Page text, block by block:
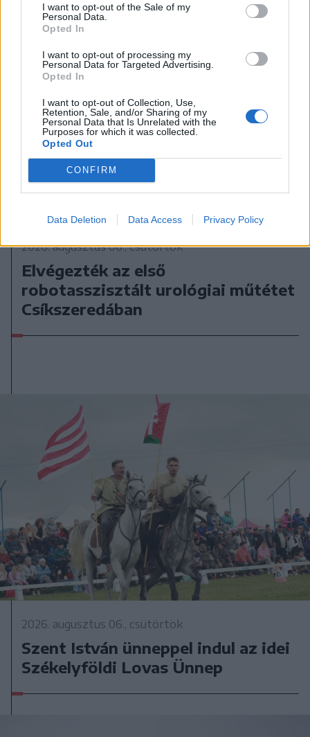
I want to opt-out of the Sale of my
Personal Data.
Opted In
I want to opt-out of processing my
Personal Data for Targeted Advertising.
Opted In
I want to opt-out of Collection, Use,
Retention, Sale, and/or Sharing of my
Personal Data that Is Unrelated with the
Purposes for which it was collected.
Opted Out
CONFIRM
Data Deletion Data Access Privacy Policy
2026. augusztus 06., csütörtök
Elvégezték az első
robotasszisztált urológiai műtétet
Csíkszeredában
2026. augusztus 06., csütörtök
Szent István ünneppel indul az idei
Székelyföldi Lovas Ünnep